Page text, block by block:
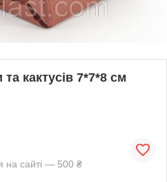
кактусів 7*7*8 см
на сайті — 500 ₴